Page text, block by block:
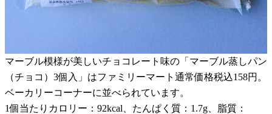
マーブル模様が美しいチョコレート味の「マーブル蒸しパン
（チョコ）3個入」はファミリーマート通常価格税込158円。
ベーカリーコーナーに並べられています。
1個当たりカロリー：92kcal、たんぱく質：1.7g、脂質：